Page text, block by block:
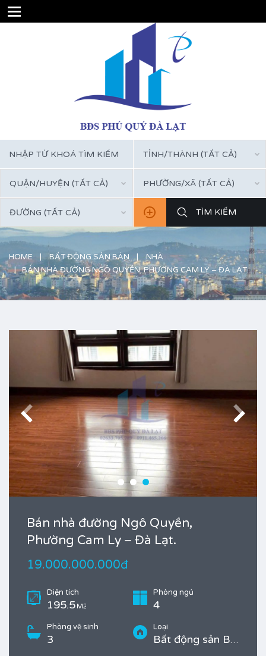
TỈNH/THÀNH (TẤT CẢ)
QUẬN/HUYỆN (TẤT CẢ) PHƯỜNG/XÃ (TẤT CẢ)
ĐƯỜNG (TẤT CẢ)
HOME BẤT ĐỘNG SẢN BÁN
NHÀ
BÁN NHÀ ĐƯỜNG NGÔ QUYỀN, PHƯỜNG CAM LY – ĐÀ LẠT.
Bán nhà đường Ngô Quyền,
Phường Cam Ly – Đà Lạt.
19.000.000.000đ
Diện tích
195.5 M2
Phòng ngủ
4
Phòng vệ sinh
3
Loại
Bất động sản Bán, Nhà